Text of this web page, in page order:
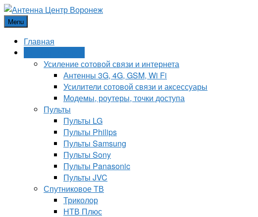
Menu
Главная
Усиление сотовой связи и интернета
Антенны 3G, 4G, GSM, Wi Fi
Усилители сотовой связи и аксессуары
Модемы, роутеры, точки доступа
Пульты
Пульты LG
Пульты Philips
Пульты Samsung
Пульты Sony
Пульты Panasonic
Пульты JVC
Спутниковое ТВ
Триколор
НТВ Плюс